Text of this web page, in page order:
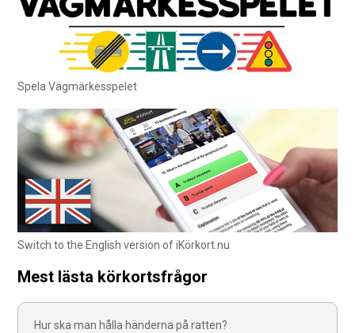
Spela Vägmärkesspelet
Switch to the English version of iKörkort.nu
Mest lästa körkortsfrågor
Hur ska man hålla händerna på ratten?